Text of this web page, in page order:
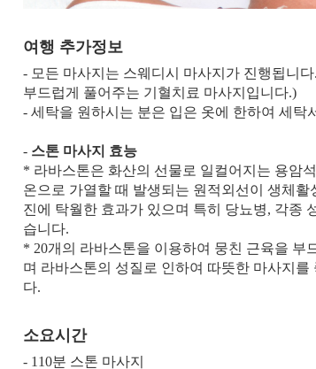
여행 추가정보
- 모든 마사지는 스웨디시 마사지가 진행됩니
부드럽게 풀어주는 기혈치료 마사지입니다.)
- 세탁을 원하시는 분은 입은 옷에 한하여 세탁
- 스톤 마사지 효능
* 라바스톤은 화산의 선물로 일컬어지는 용암
온으로 가열할 때 발생되는 원적외선이 생체
진에 탁월한 효과가 있으며 특히 당뇨병, 각종
습니다.
* 20개의 라바스톤을 이용하여 뭉친 근육을 부
며 라바스톤의 성질로 인하여 따뜻한 마사지
다.
소요시간
- 110분 스톤 마사지